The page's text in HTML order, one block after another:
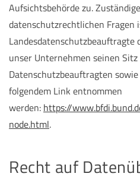
Aufsichtsbehörde zu.
datenschutzrechtlichen Fragen
Landesdatenschutzbeauftragte
unser Unternehmen seinen
Datenschutzbeauftragten
folgendem Link entnommen
werden: https://
node.html.
Recht auf